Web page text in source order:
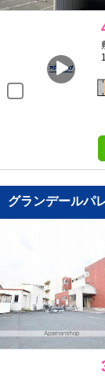
グランデールパ